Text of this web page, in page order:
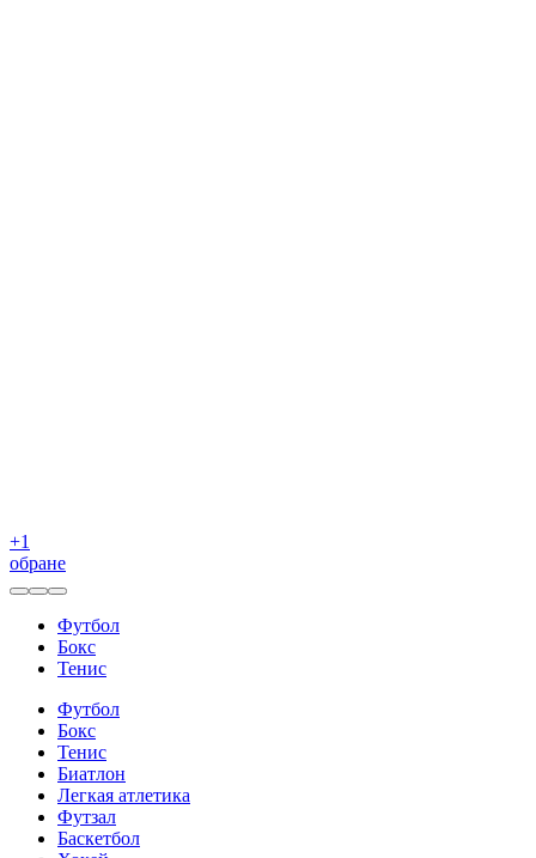
+1
обране
Футбол
Бокс
Тенис
Футбол
Бокс
Тенис
Биатлон
Легкая атлетика
Футзал
Баскетбол